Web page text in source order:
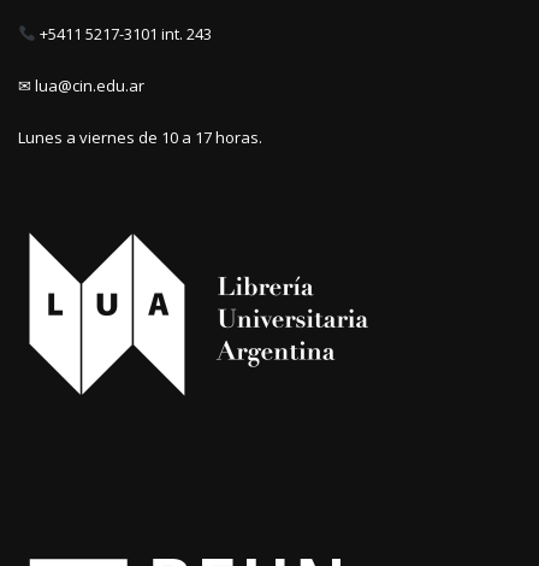
+5411 5217-3101 int. 243
✉ lua@cin.edu.ar
Lunes a viernes de 10 a 17 horas.